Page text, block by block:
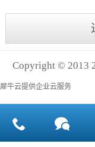
Copyright © 2013
犀牛云提供企业云服务